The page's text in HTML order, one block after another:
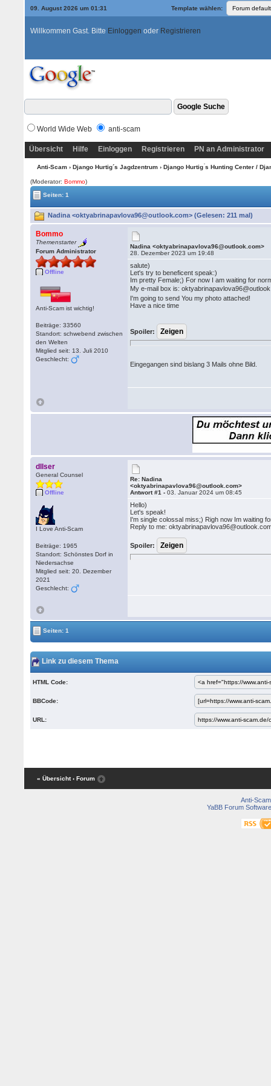
09. August 2026 um 01:31 Template wählen:
Willkommen Gast. Bitte Einloggen oder Registrieren
World Wide Web anti-scam
Übersicht Hilfe Einloggen Registrieren PN an Administrator
Anti-Scam› Django Hurtig´s Jagdzentrum› Django Hurtig ́s Hunting Center /
(Moderator:Bommo)
Seiten: 1
Nadina <oktyabrinapavlova96@outlook.com> (Gelesen: 211 mal)
Bommo
Themenstarter
Forum Administrator
Offline
Anti-Scam ist wichtig!
Beiträge: 33560
Standort: schwebend zwischen
den Welten
Mitglied seit: 13. Juli 2010
Geschlecht:
Nadina <oktyabrinapavlova96@outlook.com>
28. Dezember 2023 um 19:48
salute)
Let's try to beneficent speak:)
Im pretty Female;) For now I am waiting for
My e-mail box is:
I'm going to send You my photo attached!
Have a nice time
Spoiler:
Eingegangen sind bislang 3 Mails ohne Bild.
dllser
General Counsel
Offline
I Love Anti-Scam
Beiträge: 1965
Standort: Schönstes Dorf in
Niedersachse
Mitglied seit: 20. Dezember
2021
Geschlecht:
Re: Nadina
<oktyabrinapavlova96@outlook.com>
Antwort #1 -03. Januar 2024 um 08:45
Hello)
Let's speak!
I'm single colossal miss;) Righ now Im waiting
Reply to me:
Spoiler:
Seiten: 1
Link zu diesem Thema
HTML Code:
BBCode:
URL:
« Übersicht ‹ Forum
Anti-Scam
YaBB Forum Software